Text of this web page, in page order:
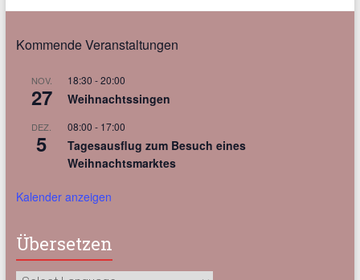
Kommende Veranstaltungen
NOV.
27
18:30 -20:00
Weihnachtssingen
DEZ.
5
08:00 - 17:00
Tagesausflug zum Besuch eines
Weihnachtsmarktes
Kalender anzeigen
Übersetzen